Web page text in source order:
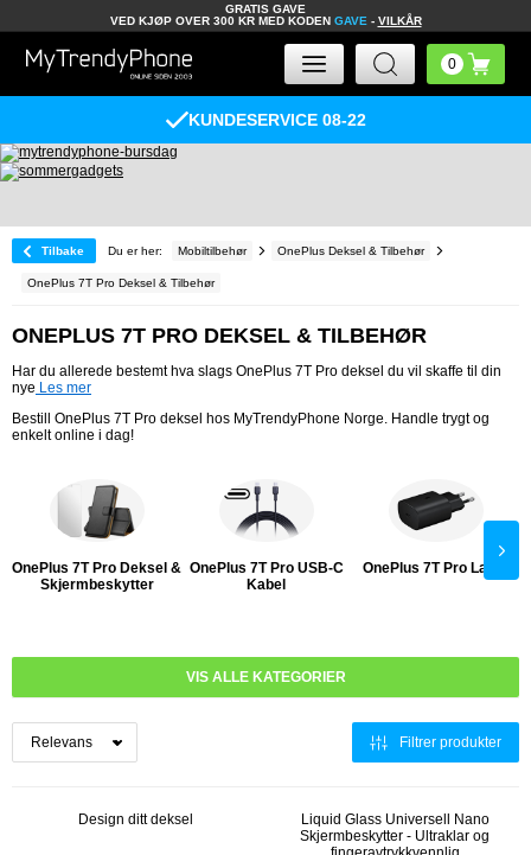
GRATIS GAVE
VED KJØP OVER 300 KR MED KODEN GAVE - VILKÅR
KUNDESERVICE 08-22
Tilbake Du er her: Mobiltilbehør OnePlus Deksel & Tilbehør
OnePlus 7T Pro Deksel & Tilbehør
ONEPLUS 7T PRO DEKSEL & TILBEHØR
Har du allerede bestemt hva slags OnePlus 7T Pro deksel du vil skaffe til din
nye Les mer
Bestill OnePlus 7T Pro deksel hos MyTrendyPhone Norge. Handle trygt og
enkelt online i dag!
OnePlus 7T Pro Deksel &
Skjermbeskytter
OnePlus 7T Pro USB-C
Kabel
OnePlus 7T Pro Lader
VIS ALLE KATEGORIER
Filtrer produkter
Design ditt deksel
Liquid Glass Universell Nano
Skjermbeskytter - Ultraklar og